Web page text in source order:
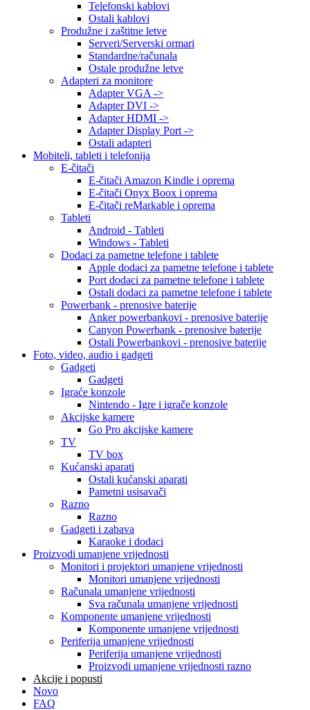
Telefonski kablovi
Ostali kablovi
Produžne i zaštitne letve
Serveri/Serverski ormari
Standardne/računala
Ostale produžne letve
Adapteri za monitore
Adapter VGA ->
Adapter DVI ->
Adapter HDMI ->
Adapter Display Port ->
Ostali adapteri
Mobiteli, tableti i telefonija
E-čitači
E-čitači Amazon Kindle i oprema
E-čitači Onyx Boox i oprema
E-čitači reMarkable i oprema
Tableti
Android - Tableti
Windows - Tableti
Dodaci za pametne telefone i tablete
Apple dodaci za pametne telefone i tablete
Port dodaci za pametne telefone i tablete
Ostali dodaci za pametne telefone i tablete
Powerbank - prenosive baterije
Anker powerbankovi - prenosive baterije
Canyon Powerbank - prenosive baterije
Ostali Powerbankovi - prenosive baterije
Foto, video, audio i gadgeti
Gadgeti
Gadgeti
Igraće konzole
Nintendo - Igre i igrače konzole
Akcijske kamere
Go Pro akcijske kamere
TV
TV box
Kućanski aparati
Ostali kućanski aparati
Pametni usisavači
Razno
Razno
Gadgeti i zabava
Karaoke i dodaci
Proizvodi umanjene vrijednosti
Monitori i projektori umanjene vrijednosti
Monitori umanjene vrijednosti
Računala umanjene vrijednosti
Sva računala umanjene vrijednosti
Komponente umanjene vrijednosti
Komponente umanjene vrijednosti
Periferija umanjene vrijednosti
Periferija umanjene vrijednosti
Proizvodi umanjene vrijednosti razno
Akcije i popusti
Novo
FAQ